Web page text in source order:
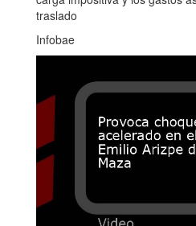
traslado
Infobae